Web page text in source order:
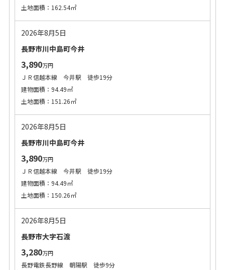
土地面積：162.54㎡
2026年8月5日
長野市川中島町今井
3,890万円
ＪＲ信越本線 今井駅 徒歩19分
建物面積：94.49㎡
土地面積：151.26㎡
2026年8月5日
長野市川中島町今井
3,890万円
ＪＲ信越本線 今井駅 徒歩19分
建物面積：94.49㎡
土地面積：150.26㎡
2026年8月5日
長野市大字石渡
3,280万円
長野電鉄長野線 朝陽駅 徒歩9分